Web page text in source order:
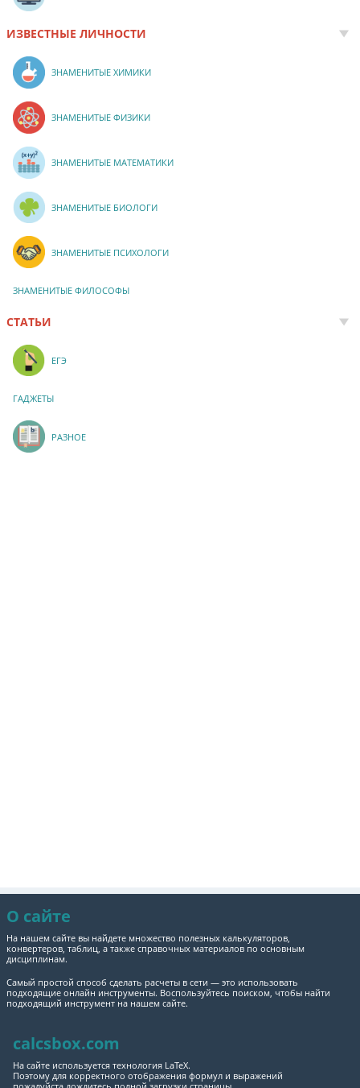
ИЗВЕСТНЫЕ ЛИЧНОСТИ
ЗНАМЕНИТЫЕ ХИМИКИ
ЗНАМЕНИТЫЕ ФИЗИКИ
ЗНАМЕНИТЫЕ МАТЕМАТИКИ
ЗНАМЕНИТЫЕ БИОЛОГИ
ЗНАМЕНИТЫЕ ПСИХОЛОГИ
ЗНАМЕНИТЫЕ ФИЛОСОФЫ
СТАТЬИ
ЕГЭ
ГАДЖЕТЫ
РАЗНОЕ
О сайте
На нашем сайте вы найдете множество полезных калькуляторов,
конвертеров, таблиц, а также справочных материалов по основным
дисциплинам.
Самый простой способ сделать расчеты в сети — это использовать
подходящие онлайн инструменты. Воспользуйтесь поиском, чтобы найти
подходящий инструмент на нашем сайте.
calcsbox.com
На сайте используется технология LaTeX.
Поэтому для корректного отображения формул и выражений